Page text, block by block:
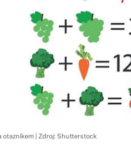
otazníkem | Zdroj: Shutterstock